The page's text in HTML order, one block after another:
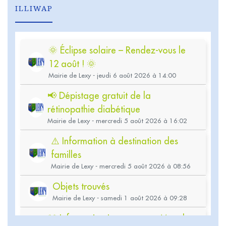
ILLIWAP